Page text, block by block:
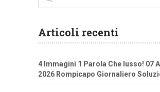
Articoli recenti
4 Immagini 1 Parola Che lusso! 07
2026 Rompicapo Giornaliero